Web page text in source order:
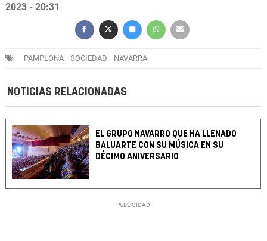
2023 - 20:31
PAMPLONA SOCIEDAD NAVARRA
NOTICIAS RELACIONADAS
EL GRUPO NAVARRO QUE HA LLENADO
BALUARTE CON SU MÚSICA EN SU
DÉCIMO ANIVERSARIO